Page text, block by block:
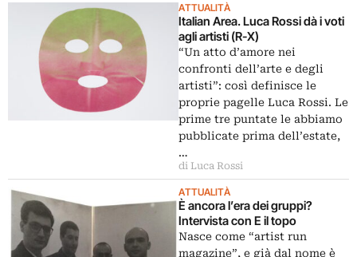
ATTUALITÀ
Italian Area. Luca Rossi dà i voti
agli artisti (R-X)
“Un atto d’amore nei
confronti dell’arte e degli
artisti”: così definisce le
proprie pagelle Luca Rossi. Le
prime tre puntate le abbiamo
pubblicate prima dell’estate,
…
di Luca Rossi
ATTUALITÀ
È ancora l’era dei gruppi?
Intervista con E il topo
Nasce come “artist run
magazine”, e già dal nome è